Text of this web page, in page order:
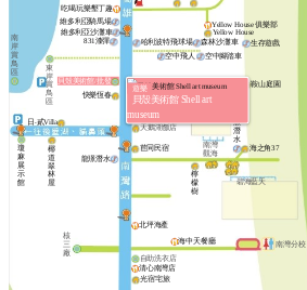
遊樂
貝殼美術館 Shell art
museum
哈利波特飛球場 森林沙灘車
天鵝湖飯店
維多利亞沙灘車
東
岸
賞
鳥
區
南
岸
賞
鳥
區
貝殼美術館/批發
碧海藍天
南灣
觀海
北坪海產
清心南灣店
南灣分校
椰
道
翠
林
屋
瓊
麻
展
示
館
龍璟潛水
核
三
廠
生存遊戲
831漆彈
維多利亞騎馬場
空中飛人 空中腳踏車
Yellow House 俱樂部
Yellow House
苣同民宿
鞍山庭園
快樂恆春
檸
檬
樹
海中天餐廳
日‧貳Villa
星空輕旅
海之角37
服
潛
水
光宿宅旅
自助洗衣店
南灣68別館
吃喝玩樂墾丁趣